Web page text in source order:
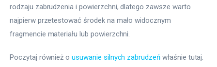
rodzaju zabrudzenia i powierzchni, dlatego zawsze warto
najpierw przetestować środek na mało widocznym
fragmencie materiału lub powierzchni.
Poczytaj również o usuwanie silnych zabrudzeń właśnie tutaj.